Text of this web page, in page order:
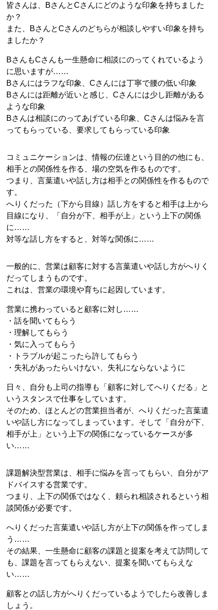
皆さんは、BさんとCさんにどのような印象を持ちました
か？
また、BさんとCさんのどちらが相談しやすい印象を持ち
ましたか？
BさんもCさんも一生懸命に相談にのってくれているよう
に思いますが……
Bさんにはラフな印象、Cさんには丁寧で腰の低い印象
Bさんには距離が近いと感じ、Cさんには少し距離がある
ような印象
Bさんは相談にのってあげている印象、Cさんは悩みを言
ってもらっている、要求してもらっている印象
コミュニケーションは、情報の伝達という目的の他にも、
相手との関係性を作る、場の空気を作るものです。
つまり、言葉遣いや話し方は相手との関係性を作るもので
す。
へりくだった（下から目線）話し方をすると相手は上から
目線になり、「自分が下、相手が上」という上下の関係
に……
対等な話し方をすると、対等な関係に……
一般的に、営業は顧客に対する言葉遣いや話し方がへりく
だってしまうものです。
これは、営業の環境や育ちに起因しています。
営業に携わっていると顧客に対し……
・話を聞いてもらう
・理解してもらう
・気に入ってもらう
・トラブルが起こったら許してもらう
・失礼があったらいけない、失礼にならないように
日々、自分も上司の指導も「顧客に対してへりくだる」と
いうスタンスで仕事をしています。
そのため、ほとんどの営業担当者が、へりくだった言葉遣
いや話し方になってしまっています。そして「自分が下、
相手が上」という上下の関係になっているケースが多
い……
課題解決型営業は、相手に悩みを言ってもらい、自分がア
ドバイスする営業です。
つまり、上下の関係ではなく、頼られ相談されるという相
談関係が必要です。
へりくだった言葉遣いや話し方が上下の関係を作ってしま
う……
その結果、一生懸命に顧客の課題と提案を考えて訪問して
も、課題を言ってもらえない、提案を聞いてもらえな
い……
顧客との話し方がへりくだっているようでしたら改善しま
しょう。